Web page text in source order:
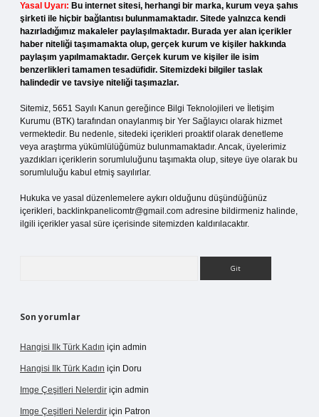
Yasal Uyarı: Bu internet sitesi, herhangi bir marka, kurum veya şahıs
şirketi ile hiçbir bağlantısı bulunmamaktadır. Sitede yalnızca kendi
hazırladığımız makaleler paylaşılmaktadır. Burada yer alan içerikler
haber niteliği taşımamakta olup, gerçek kurum ve kişiler hakkında
paylaşım yapılmamaktadır. Gerçek kurum ve kişiler ile isim
benzerlikleri tamamen tesadüfidir. Sitemizdeki bilgiler taslak
halindedir ve tavsiye niteliği taşımazlar.
Sitemiz, 5651 Sayılı Kanun gereğince Bilgi Teknolojileri ve İletişim
Kurumu (BTK) tarafından onaylanmış bir Yer Sağlayıcı olarak hizmet
vermektedir. Bu nedenle, sitedeki içerikleri proaktif olarak denetleme
veya araştırma yükümlülüğümüz bulunmamaktadır. Ancak, üyelerimiz
yazdıkları içeriklerin sorumluluğunu taşımakta olup, siteye üye olarak bu
sorumluluğu kabul etmiş sayılırlar.
Hukuka ve yasal düzenlemelere aykırı olduğunu düşündüğünüz
içerikleri, backlinkpanelicomtr@gmail.com adresine bildirmeniz halinde,
ilgili içerikler yasal süre içerisinde sitemizden kaldırılacaktır.
Son yorumlar
Hangisi Ilk Türk Kadın için admin
Hangisi Ilk Türk Kadın için Doru
Imge Çeşitleri Nelerdir için admin
Imge Çeşitleri Nelerdir için Patron